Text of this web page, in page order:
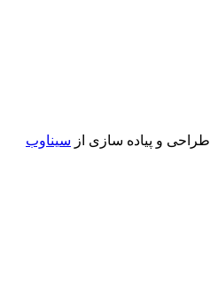
طراحی و پیاده سازی از سیناوب